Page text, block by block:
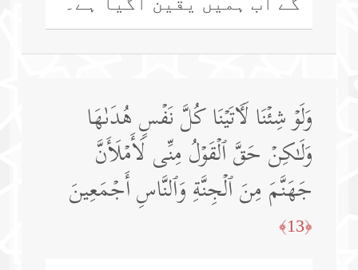
وَلَوۡ شِئۡنَا لَـَٔاتَیۡنَا كُلَّ نَفۡسٍ هُدَىٰهَا
وَلَـٰكِنۡ حَقَّ ٱلۡقَوۡلُ مِنِّی لَأَمۡلَأَنَّ
جَهَنَّمَ مِنَ ٱلۡجِنَّةِ وَٱلنَّاسِ أَجۡمَعِینَ
﴿13﴾